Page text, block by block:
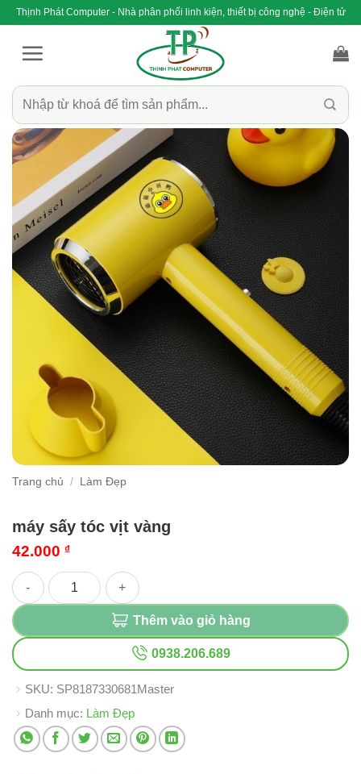
qua
Thịnh Phát Computer - Nhà phân phối linh kiện, thiết bị công nghệ - Điện tử
Tìm
kiếm:
Trang chủ / Làm Đẹp
máy sấy tóc vịt vàng
42.000 ₫
máy sấy tóc vịt vàng số lượng
Thêm vào giỏ hàng
0938.206.689
SKU: SP8187330681Master
Danh mục: Làm Đẹp